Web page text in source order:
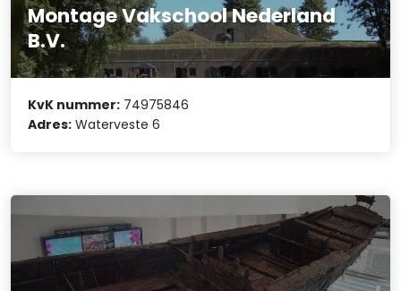
Montage Vakschool Nederland
B.V.
KvK nummer: 74975846
Adres: Waterveste 6